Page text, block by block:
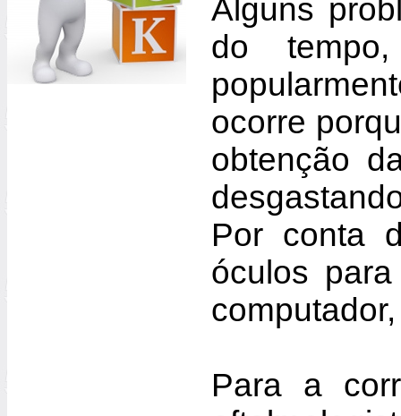
Alguns
do
ocorre
obtenção
Por conta
óculos
Para a